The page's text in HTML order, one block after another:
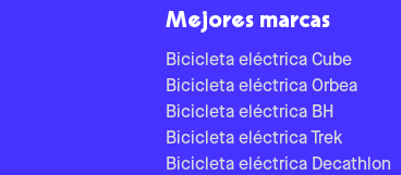
Mejores marcas
Bicicleta eléctrica Cube
Bicicleta eléctrica Orbea
Bicicleta eléctrica BH
Bicicleta eléctrica Trek
Bicicleta eléctrica Decathlon